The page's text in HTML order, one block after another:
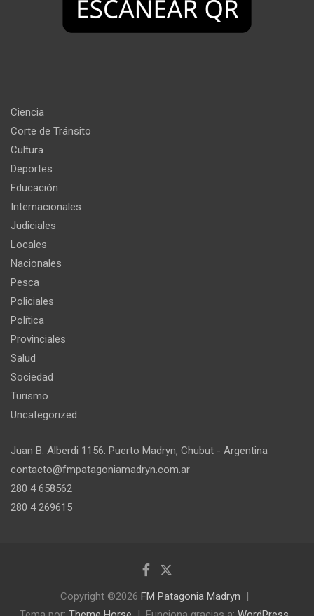
Ciencia
Corte de Tránsito
Cultura
Deportes
Educación
Internacionales
Judiciales
Locales
Nacionales
Pesca
Policiales
Política
Provinciales
Salud
Sociedad
Turismo
Uncategorized
Juan B. Alberdi 1156. Puerto Madryn, Chubut - Argentina
contacto@fmpatagoniamadryn.com.ar
280 4 658562
280 4 269615
Copyright ©2026 FM Patagonia Madryn